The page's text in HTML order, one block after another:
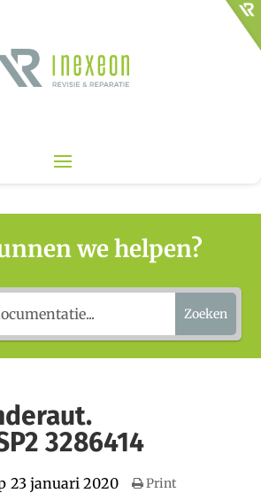
we helpen?
Zoeken
3286414
23 januari 2020
Print